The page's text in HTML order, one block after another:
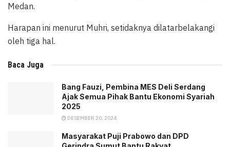
Medan.
Harapan ini menurut Muhri, setidaknya dilatarbelakangi
oleh tiga hal.
Baca Juga
Bang Fauzi, Pembina MES Deli Serdang
Ajak Semua Pihak Bantu Ekonomi Syariah
2025
DESEMBER 20, 2024
Masyarakat Puji Prabowo dan DPD